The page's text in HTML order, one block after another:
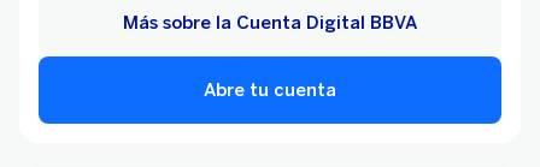
Abre tu cuenta
Más sobre la Cuenta Digital BBVA